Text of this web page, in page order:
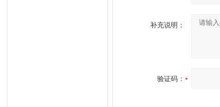
补充说明：
验证码：